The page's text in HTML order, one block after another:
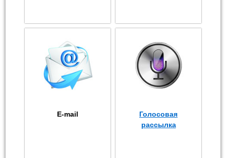
E-mail
Голосовая
рассылка